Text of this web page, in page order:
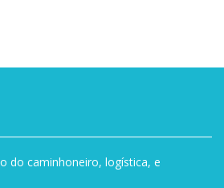
do caminhoneiro, logística, e